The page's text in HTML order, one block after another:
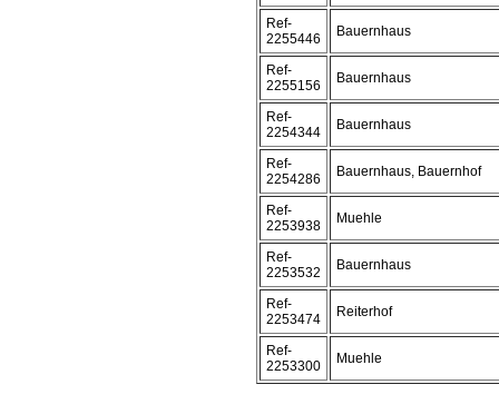
Ref-
2255446
Bauernhaus
Ref-
2255156
Bauernhaus
Ref-
2254344
Bauernhaus
Ref-
2254286
Bauernhaus, Bauernhof
Ref-
2253938
Muehle
Ref-
2253532
Bauernhaus
Ref-
2253474
Reiterhof
Ref-
2253300
Muehle